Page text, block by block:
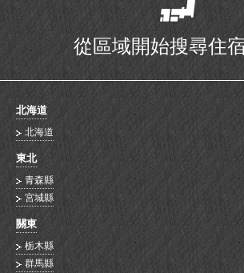
從區域開始搜尋住
北海道
北海道
東北
青森縣
宮城縣
關東
栃木縣
群馬縣